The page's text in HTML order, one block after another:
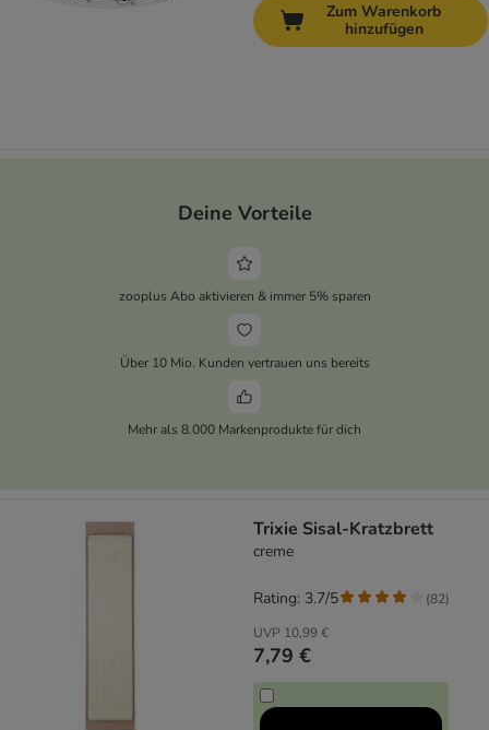
Zum Warenkorb
hinzufügen
Deine Vorteile
zooplus Abo aktivieren & immer 5% sparen
Über 10 Mio. Kunden vertrauen uns bereits
Mehr als 8.000 Markenprodukte für dich
Trixie Sisal-Kratzbrett
creme
UVP 10,99 €
7,79 €
Rating: 3.7/5 (82)